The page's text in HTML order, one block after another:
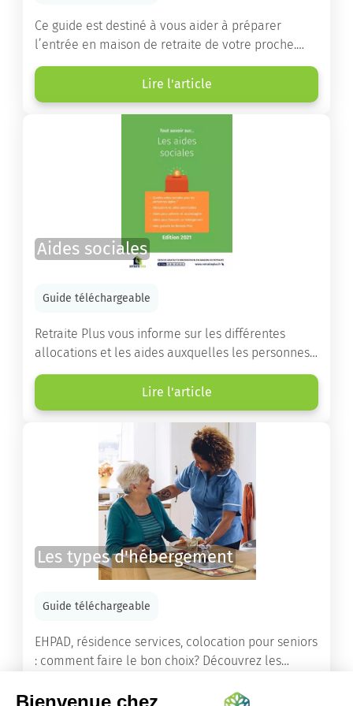
Ce guide est destiné à vous aider à préparer
l’entrée en maison de retraite de votre proche.
Vous y trouverez un panorama des différents types
d’établissements ainsi que des conseils pratiques
destinés à orienter les familles et à leur faciliter
Lire l'article
Aides sociales
Guide téléchargeable
Retraite Plus vous informe sur les différentes
allocations et les aides auxquelles les personnes
âgées ont droit pour financer un séjour en maison
de retraite ou un maintien à domicile.
Lire l'article
Les types d'hébergement
Guide téléchargeable
EHPAD, résidence services, colocation pour seniors
: comment faire le bon choix? Découvrez les
ainés.
Lire l'article